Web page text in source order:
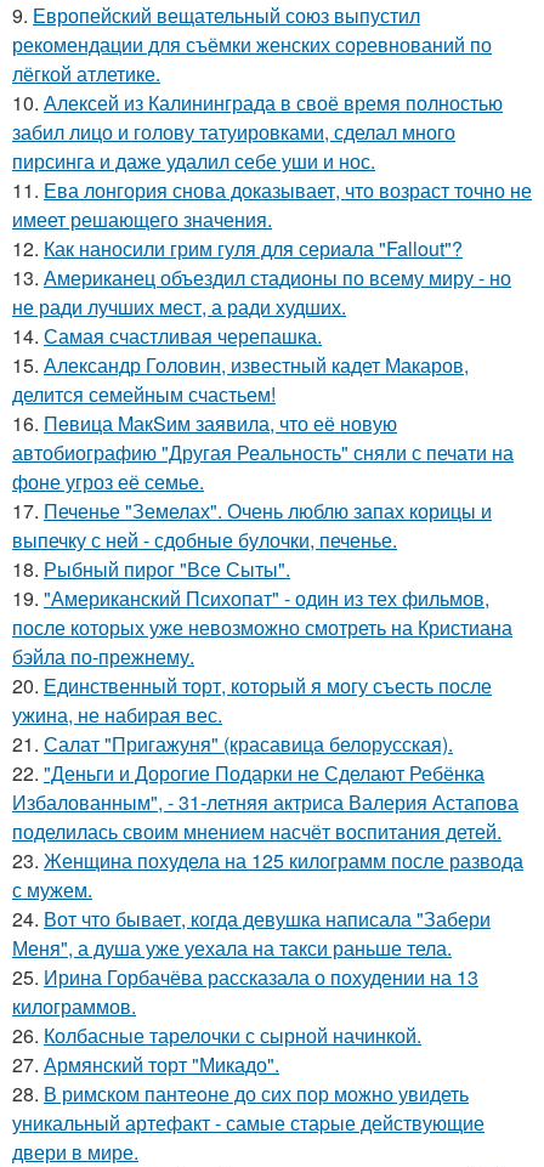
9. Европейский вещательный союз выпустил
рекомендации для съёмки женских соревнований по
лёгкой атлетике.
10. Алексей из Калининграда в своё время полностью
забил лицо и голову татуировками, сделал много
пирсинга и даже удалил себе уши и нос.
11. Ева лонгория снова доказывает, что возраст точно не
имеет решающего значения.
12. Как наносили грим гуля для сериала "Fallout"?
13. Американец объездил стадионы по всему миру - но
не ради лучших мест, а ради худших.
14. Самая счастливая черепашка.
15. Александр Головин, известный кадет Макаров,
делится семейным счастьем!
16. Пeвица MакSим заявила, что её новую
автобиографию "Другая Реальность" сняли с печати на
фоне угроз её семье.
17. Печенье "Земелах". Очень люблю запах корицы и
выпечку с ней - сдобные булочки, печенье.
18. Рыбный пирог "Все Сыты".
19. "Американский Психопат" - один из тех фильмов,
после которых уже невозможно смотреть на Кристиана
бэйла по-прежнему.
20. Единственный торт, который я могу съесть после
ужина, не набирая вес.
21. Салат "Пригажуня" (красавица белорусская).
22. "Деньги и Дорогие Подарки не Сделают Ребёнка
Избалованным", - 31-летняя актриса Валерия Астапова
поделилась своим мнением насчёт воспитания детей.
23. Женщина похудела на 125 килограмм после развода
с мужем.
24. Вот что бывает, когда девушка написала "Забери
Меня", а душа уже уехала на такси раньше тела.
25. Ирина Горбачёва рассказала о похудении на 13
килограммов.
26. Колбасные тарелочки с сырной начинкой.
27. Армянский торт "Микадо".
28. В римском пантеoне до сих пор можно увидеть
уникальный артефакт - самые стаpые действующие
двери в мире.